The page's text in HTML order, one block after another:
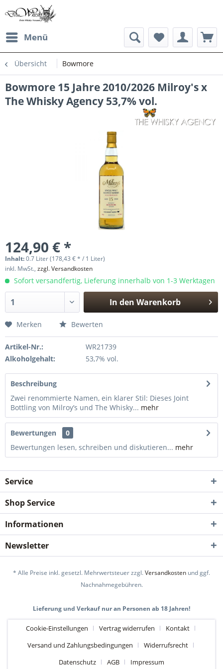
Menü
Übersicht Bowmore
Bowmore 15 Jahre 2010/2026 Milroy's x
The Whisky Agency 53,7% vol.
124,90 € *
Inhalt:0.7 Liter (178,43 € * / 1 Liter)
inkl. MwSt., zzgl. Versandkosten
Sofort versandfertig, Lieferung innerhalb von 1-3 Werktagen
In den Warenkorb
Merken Bewerten
Artikel-Nr.:
WR21739
Alkoholgehalt:
53,7% vol.
Beschreibung
Zwei renommierte Namen, ein klarer Stil: Dieses Joint
Bottling von Milroy’s und The Whisky... mehr
Bewertungen
0
Bewertungen lesen, schreiben und diskutieren... mehr
Service
Shop Service
Informationen
Newsletter
* Alle Preise inkl. gesetzl. Mehrwertsteuer zzgl.Versandkosten und ggf.
Nachnahmegebühren.
Lieferung und Verkauf nur an Personen ab 18 Jahren!
Cookie-Einstellungen Vertrag widerrufen
Kontakt
Versand und Zahlungsbedingungen
Widerrufsrecht
Datenschutz
AGB Impressum